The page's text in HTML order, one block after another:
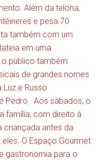
Além da telona,
e pesa 70
também com um
em uma
público também
de grandes nomes
Luz e Russo
Pedro. Aos sábados, o
família, com direito à
criançada antes da
O Espaço Gourmet
gastronomia para o